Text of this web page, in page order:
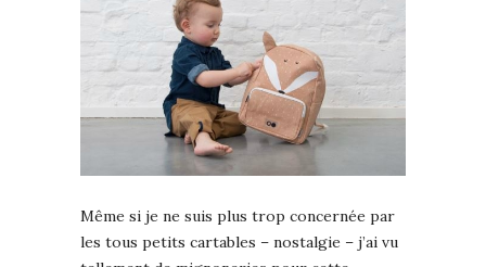
Même si je ne suis plus trop concernée par
les tous petits cartables – nostalgie – j’ai vu